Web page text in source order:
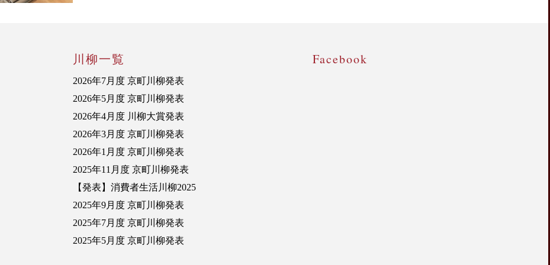
川柳一覧
2026年7月度 京町川柳発表
2026年5月度 京町川柳発表
2026年4月度 川柳大賞発表
2026年3月度 京町川柳発表
2026年1月度 京町川柳発表
2025年11月度 京町川柳発表
【発表】消費者生活川柳2025
2025年9月度 京町川柳発表
2025年7月度 京町川柳発表
2025年5月度 京町川柳発表
Facebook